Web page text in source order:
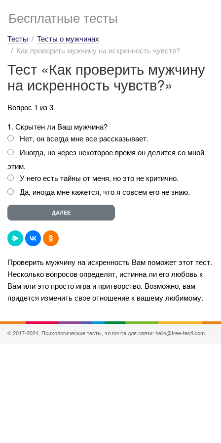
Бесплатные тесты
Тесты
Тесты о мужчинах
Как проверить мужчину на искренность чувств?
Тест «Как проверить мужчину
на искренность чувств?»
Вопрос 1 из 3
1. Скрытен ли Ваш мужчина?
Нет, он всегда мне все рассказывает.
Иногда, но через некоторое время он делится со мной
этим.
У него есть тайны от меня, но это не критично.
Да, иногда мне кажется, что я совсем его не знаю.
Проверить мужчину на искренность Вам поможет этот тест.
Несколько вопросов определят, истинна ли его любовь к
Вам или это просто игра и притворство. Возможно, вам
придется изменить свое отношение к вашему любимому.
© 2017-2024, Психологические тесты, эл.почта для связи: hello@free-testi.com.